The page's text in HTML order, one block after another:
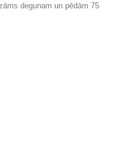
degunam un pēdām 75